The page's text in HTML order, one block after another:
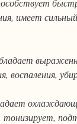
имеет
воспаления,